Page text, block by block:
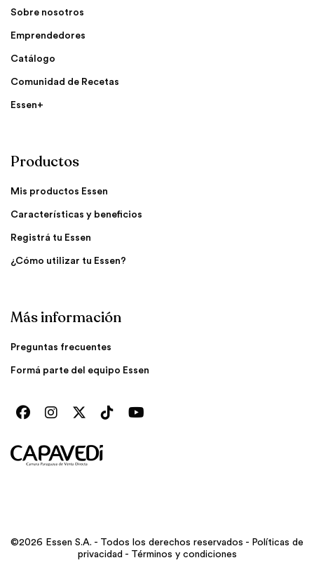
Sobre nosotros
Emprendedores
Catálogo
Comunidad de Recetas
Essen+
Productos
Mis productos Essen
Características y beneficios
Registrá tu Essen
¿Cómo utilizar tu Essen?
Más información
Preguntas frecuentes
Formá parte del equipo Essen
©2026 Essen S.A. - Todos los derechos reservados - Políticas de
privacidad - Términos y condiciones